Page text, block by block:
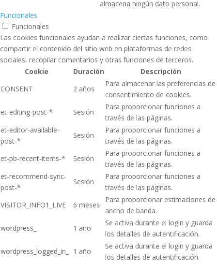
almacena ningún dato personal.
Funcionales
Funcionales
Las cookies funcionales ayudan a realizar ciertas funciones, como
compartir el contenido del sitio web en plataformas de redes
sociales, recopilar comentarios y otras funciones de terceros.
Cookie
Duración
Descripción
CONSENT
2 años
Para almacenar las preferencias de
consentimiento de cookies.
et-editing-post-*
Sesión
Para proporcionar funciones a
través de las páginas.
et-editor-available-
post-*
Sesión
Para proporcionar funciones a
través de las páginas.
et-pb-recent-items-*
Sesión
Para proporcionar funciones a
través de las páginas.
et-recommend-sync-
post-*
Sesión
Para proporcionar funciones a
través de las páginas.
VISITOR_INFO1_LIVE
6 meses
Para proporcionar estimaciones de
ancho de banda.
wordpress_
1 año
Se activa durante el login y guarda
los detalles de autentificación.
wordpress_logged_in_
1 año
Se activa durante el login y guarda
los detalles de autentificación.